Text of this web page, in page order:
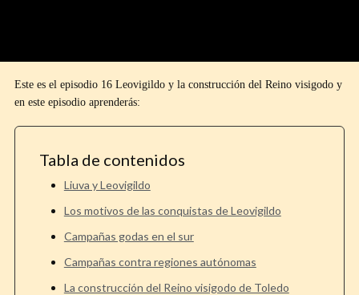
Este es el episodio 16 Leovigildo y la construcción del Reino visigodo y
en este episodio aprenderás:
Tabla de contenidos
Liuva y Leovigildo
Los motivos de las conquistas de Leovigildo
Campañas godas en el sur
Campañas contra regiones autónomas
La construcción del Reino visigodo de Toledo